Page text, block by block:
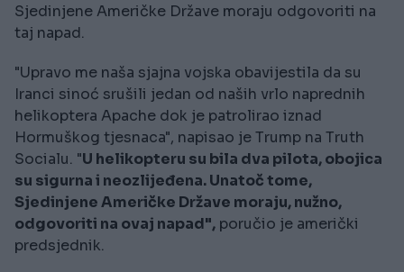
Sjedinjene Američke Države moraju odgovoriti na
taj napad.
"Upravo me naša sjajna vojska obavijestila da su
Iranci sinoć srušili jedan od naših vrlo naprednih
helikoptera Apache dok je patrolirao iznad
Hormuškog tjesnaca", napisao je Trump na Truth
Socialu. "U helikopteru su bila dva pilota, obojica
su sigurna i neozlijeđena. Unatoč tome,
Sjedinjene Američke Države moraju, nužno,
odgovoriti na ovaj napad", poručio je američki
predsjednik.